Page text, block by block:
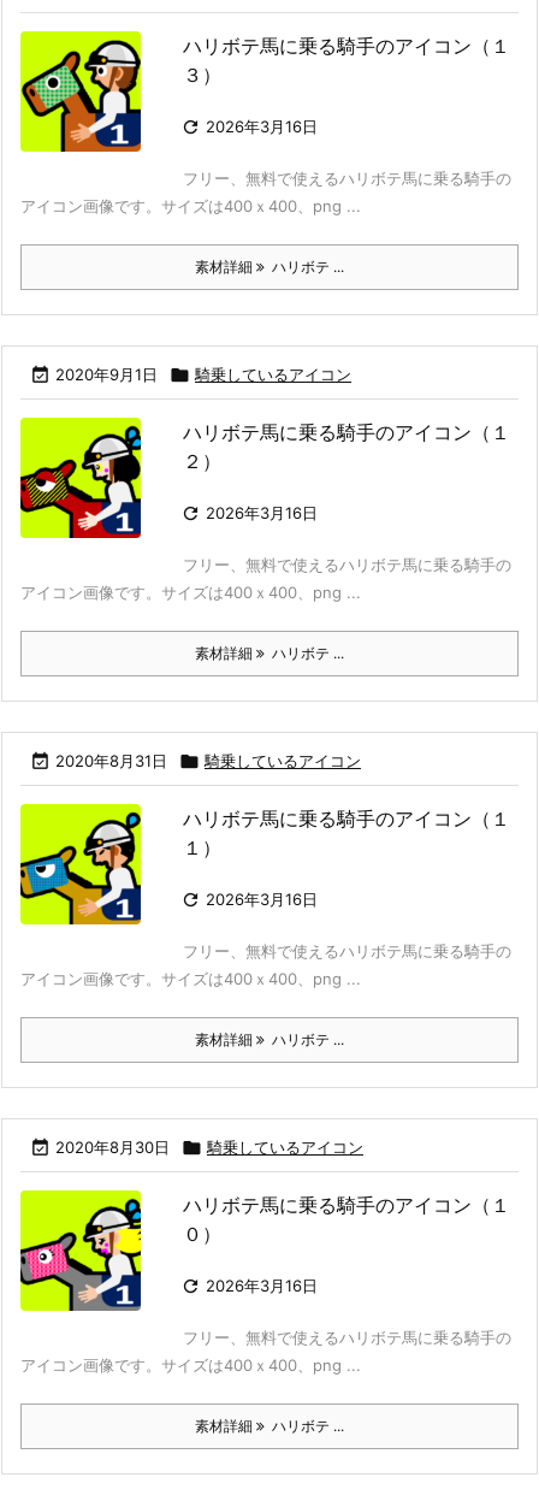
ハリボテ馬に乗る騎手のアイコン（１
３）
 2026年3月16日
フリー、無料で使えるハリボテ馬に乗る騎手の
アイコン画像です。サイズは400ｘ400、png ...
素材詳細 ハリボテ ...
 2020年9月1日  騎乗しているアイコン
ハリボテ馬に乗る騎手のアイコン（１
２）
 2026年3月16日
フリー、無料で使えるハリボテ馬に乗る騎手の
アイコン画像です。サイズは400ｘ400、png ...
素材詳細 ハリボテ ...
 2020年8月31日  騎乗しているアイコン
ハリボテ馬に乗る騎手のアイコン（１
１）
 2026年3月16日
フリー、無料で使えるハリボテ馬に乗る騎手の
アイコン画像です。サイズは400ｘ400、png ...
素材詳細 ハリボテ ...
 2020年8月30日  騎乗しているアイコン
ハリボテ馬に乗る騎手のアイコン（１
０）
 2026年3月16日
フリー、無料で使えるハリボテ馬に乗る騎手の
アイコン画像です。サイズは400ｘ400、png ...
素材詳細 ハリボテ ...